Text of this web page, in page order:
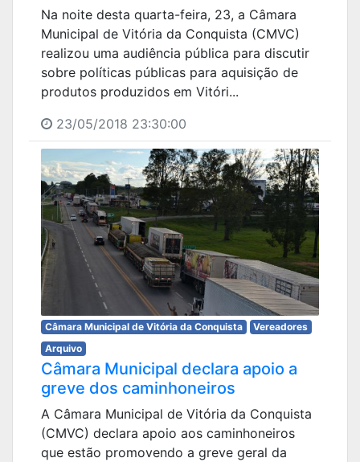
Na noite desta quarta-feira, 23, a Câmara
Municipal de Vitória da Conquista (CMVC)
realizou uma audiência pública para discutir
sobre políticas públicas para aquisição de
produtos produzidos em Vitóri...
23/05/2018 23:30:00
Câmara Municipal de Vitória da Conquista
Vereadores
Arquivo
Câmara Municipal declara apoio a
greve dos caminhoneiros
A Câmara Municipal de Vitória da Conquista
(CMVC) declara apoio aos caminhoneiros
que estão promovendo a greve geral da